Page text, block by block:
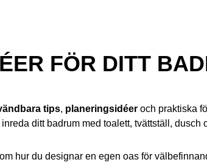
FÖR DITT
tips, planeringsidéer och praktiska
ditt badrum med toalett, tvättställ, dusch
om hur du designar en egen oas för